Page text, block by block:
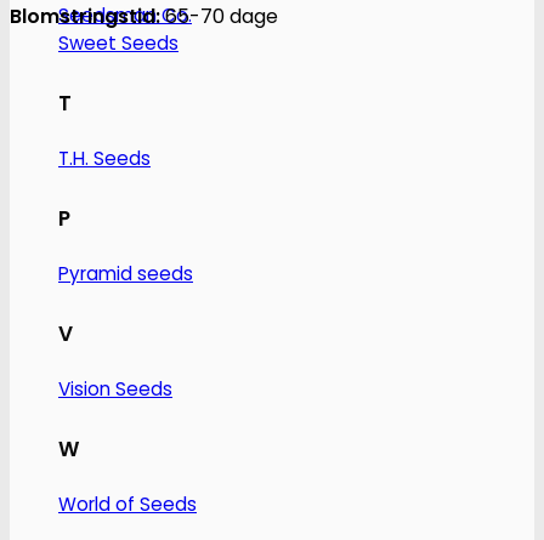
Seedsman Co.
Sweet Seeds
T
T.H. Seeds
P
Pyramid seeds
V
Vision Seeds
W
World of Seeds
Blomstringstid:65-70 dage